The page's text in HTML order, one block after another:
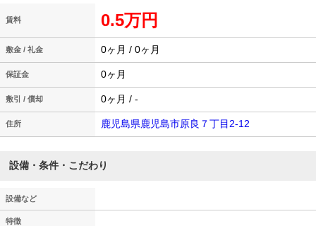
賃料 0.5万円
敷金 / 礼金 0ヶ月 / 0ヶ月
保証金 0ヶ月
敷引 / 償却 0ヶ月 / -
住所 鹿児島県鹿児島市原良７丁目2-12
設備・条件・こだわり
設備など
特徴